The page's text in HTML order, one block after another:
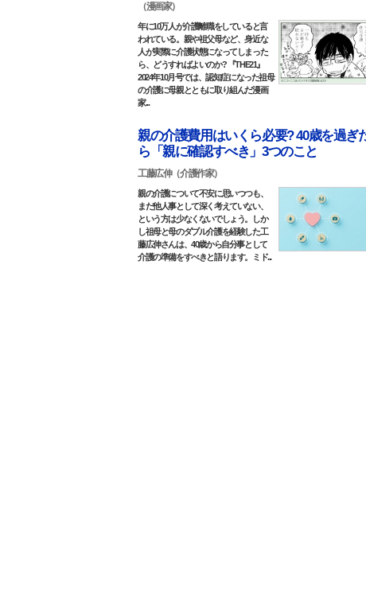
（漫画家）
年に10万人が介護離職をしていると言
われている。親や祖父母など、身近な
人が実際に介護状態になってしまった
ら、どうすればよいのか? 『THE21』
2024年10月号では、認知症になった祖母
の介護に母親とともに取り組んだ漫画
家...
親の介護費用はいくら必要? 40歳を過ぎ
ら「親に確認すべき」3つのこと
工藤広伸（介護作家）
親の介護について不安に思いつつも、
まだ他人事として深く考えていない、
という方は少なくないでしょう。しか
し祖母と母のダブル介護を経験した工
藤広伸さんは、40歳から自分事として
介護の準備をすべきと語ります。ミド...